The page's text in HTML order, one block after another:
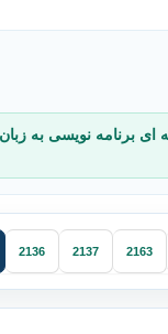
2163
2137
2136